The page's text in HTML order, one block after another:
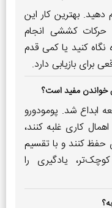
دهید. بهترین کار این
حرکات کششی انجام
نگاه کنید یا کمی قدم
برای بازیابی دارد.
ابداع شد. پومودورو
کاری غلبه کنند،
حفظ کنند و با تقسیم
یادگیری را